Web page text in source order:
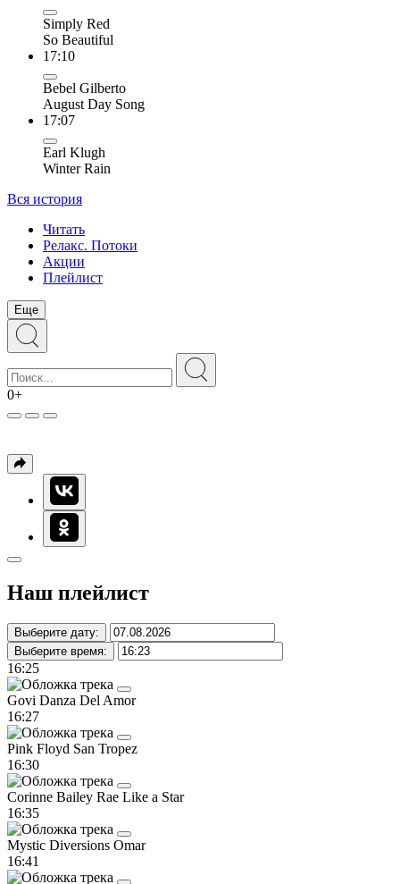
Simply Red
So Beautiful
17:10
Bebel Gilberto
August Day Song
17:07
Earl Klugh
Winter Rain
Вся история
Читать
Релакс. Потоки
Акции
Плейлист
Еще
0+
Наш плейлист
Выберите дату:
Выберите время:
16:25
Govi Danza Del Amor
16:27
Pink Floyd San Tropez
16:30
Corinne Bailey Rae Like a Star
16:35
Mystic Diversions Omar
16:41